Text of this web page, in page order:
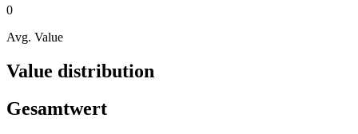
0
Avg. Value
Value distribution
Gesamtwert